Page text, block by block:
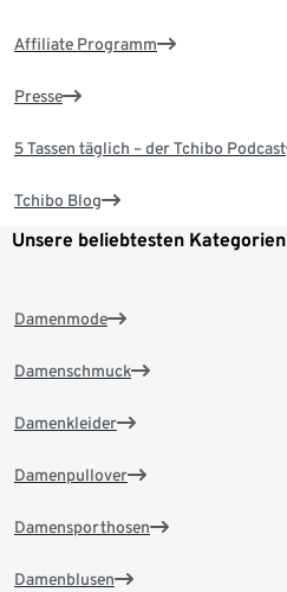
Affiliate Programm
Presse
5 Tassen täglich – der Tchibo Podcast
Tchibo Blog
Unsere beliebtesten Kategorien
Damenmode
Damenschmuck
Damenkleider
Damenpullover
Damensporthosen
Damenblusen